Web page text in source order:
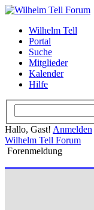
Wilhelm Tell
Portal
Suche
Mitglieder
Kalender
Hilfe
Hallo, Gast! Anmelden
Wilhelm Tell Forum
Forenmeldung